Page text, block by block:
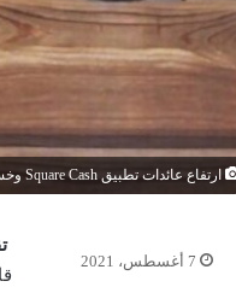
ارتفاع عائدات تطبيق Square Cash وخسارة بسبب انخفاض البيتكوين
7 أغسطس، 2021